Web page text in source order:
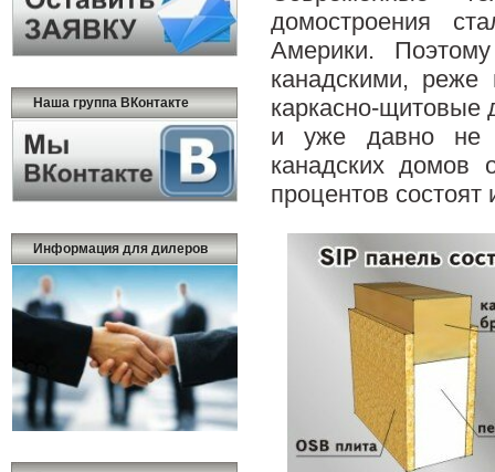
Наша группа ВКонтакте
Информация для дилеров
домостроения
Америки.
канадскими,
каркасно-щитовые
и уже давно не
канадских домов
процентов